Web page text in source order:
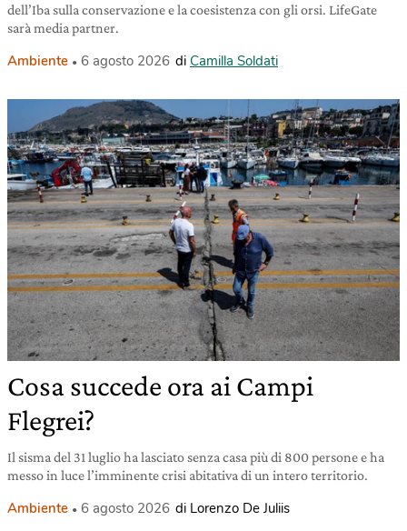
dell’Iba sulla conservazione e la coesistenza con gli orsi. LifeGate
sarà media partner.
Ambiente 6 agosto 2026 di Camilla Soldati
Cosa succede ora ai Campi
Flegrei?
Il sisma del 31 luglio ha lasciato senza casa più di 800 persone e ha
messo in luce l’imminente crisi abitativa di un intero territorio.
Ambiente 6 agosto 2026 di Lorenzo De Juliis